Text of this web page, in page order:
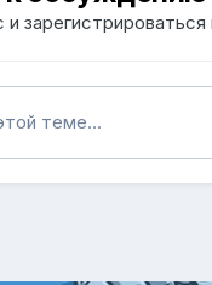
зарегистрироваться
теме...